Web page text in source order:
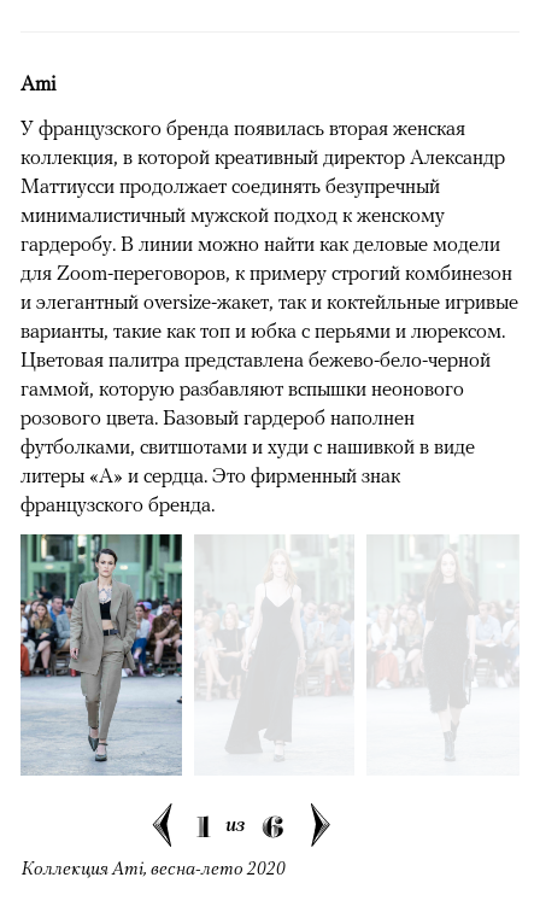
Ami
У французского бренда появилась вторая женская
коллекция, в которой креативный директор Александр
Маттиусси продолжает соединять безупречный
минималистичный мужской подход к женскому
гардеробу. В линии можно найти как деловые модели
для Zoom-переговоров, к примеру строгий комбинезон
и элегантный oversize-жакет, так и коктейльные игривые
варианты, такие как топ и юбка с перьями и люрексом.
Цветовая палитра представлена бежево-бело-черной
гаммой, которую разбавляют вспышки неонового
розового цвета. Базовый гардероб наполнен
футболками, свитшотами и худи с нашивкой в виде
литеры «А» и сердца. Это фирменный знак
французского бренда.
1 из 6
Коллекция Ami, весна-лето 2020